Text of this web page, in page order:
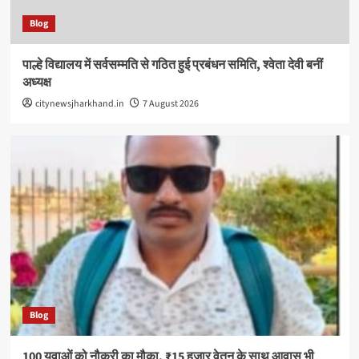
Blog
पाल्हे विद्यालय में सर्वसम्मति से गठित हुई प्रबंधन समिति, श्वेता देवी बनीं
अध्यक्ष
citynewsjharkhand.in 7 August 2026
Blog